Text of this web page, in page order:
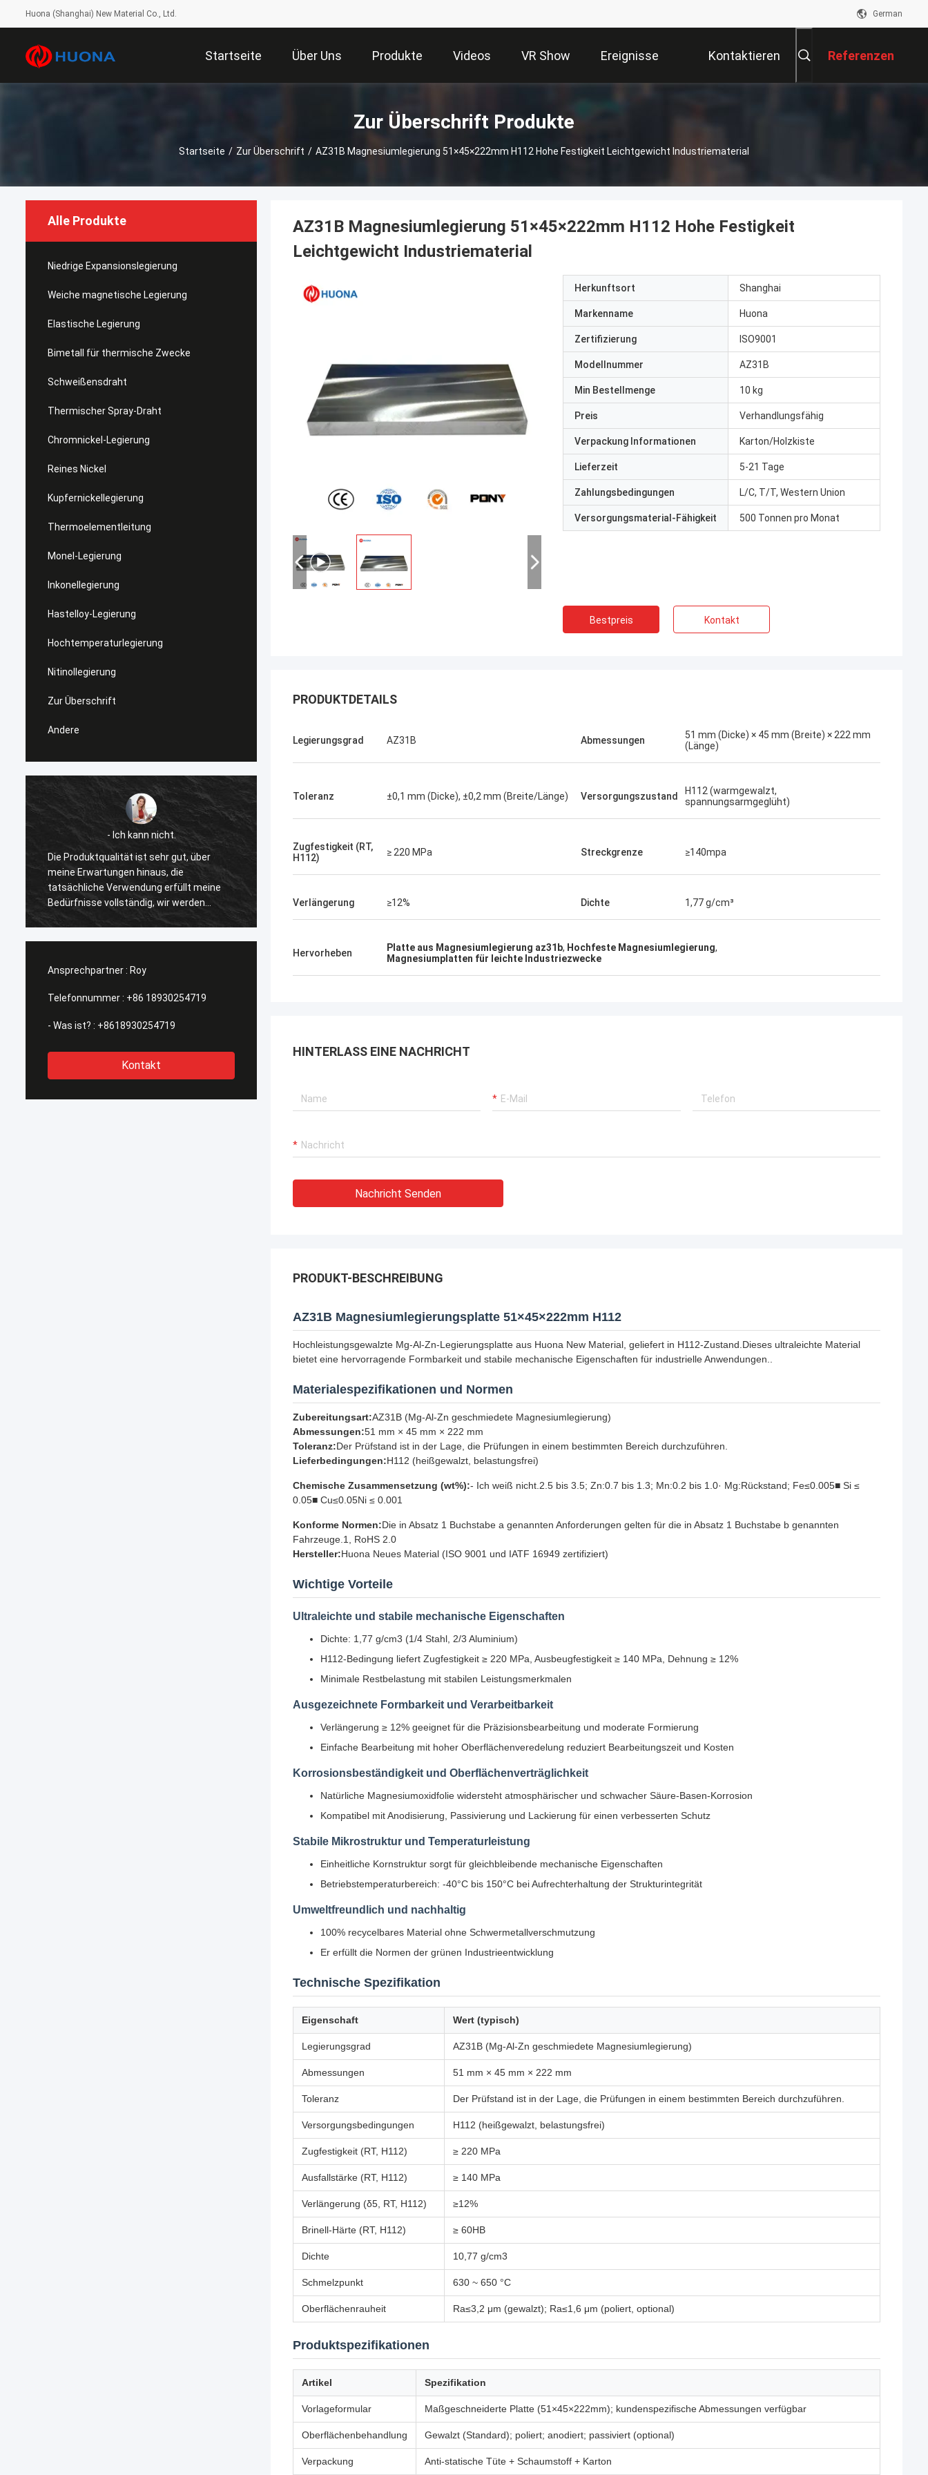
Huona (Shanghai) New Material Co., Ltd. German
Startseite Über Uns Produkte Videos VR Show Ereignisse Kontaktieren Referenzen
Zur Überschrift Produkte
Startseite / Zur Überschrift / AZ31B Magnesiumlegierung 51×45×222mm H112 Hohe Festigkeit Leichtgewicht Industriematerial
Alle Produkte
Niedrige Expansionslegierung
Weiche magnetische Legierung
Elastische Legierung
Bimetall für thermische Zwecke
Schweißensdraht
Thermischer Spray-Draht
Chromnickel-Legierung
Reines Nickel
Kupfernickellegierung
Thermoelementleitung
Monel-Legierung
Inkonellegierung
Hastelloy-Legierung
Hochtemperaturlegierung
Nitinollegierung
Zur Überschrift
Andere
- Ich kann nicht.
Die Produktqualität ist sehr gut, über
meine Erwartungen hinaus, die
tatsächliche Verwendung erfüllt meine
Bedürfnisse vollständig, wir werden
wieder kaufen.
Ich habe eine niedrig expandierende
Legierung von Joy gekauft. Sie ist eine
Produktqualität von Huona ist ziemlich
gut.
Wir haben die Ware erhalten, alles ist gut
gelaufen. Perfekte Verpackung, gute
Ansprechpartner : Roy
Telefonnummer : +86 18930254719
- Was ist? : +8618930254719
Kontakt
AZ31B Magnesiumlegierung 51×45×222mm H112 Hohe Festigkeit
Leichtgewicht Industriematerial
Herkunftsort Shanghai
Markenname Huona
Zertifizierung ISO9001
Modellnummer AZ31B
Min Bestellmenge 10 kg
Preis Verhandlungsfähig
Verpackung Informationen Karton/Holzkiste
Lieferzeit 5-21 Tage
Zahlungsbedingungen L/C, T/T, Western Union
Versorgungsmaterial-Fähigkeit 500 Tonnen pro Monat
Bestpreis Kontakt
PRODUKTDETAILS
Legierungsgrad AZ31B Abmessungen
51 mm (Dicke) × 45 mm (Breite) × 222 mm
(Länge)
Toleranz ±0,1 mm (Dicke), ±0,2 mm (Breite/Länge) Versorgungszustand
H112 (warmgewalzt,
spannungsarmgeglüht)
Zugfestigkeit (RT,
H112)
≥ 220 MPa Streckgrenze ≥140mpa
Verlängerung ≥12% Dichte 1,77 g/cm³
Hervorheben Platte aus Magnesiumlegierung az31b, Hochfeste Magnesiumlegierung,
Magnesiumplatten für leichte Industriezwecke
HINTERLASS EINE NACHRICHT
Nachricht Senden
PRODUKT-BESCHREIBUNG
AZ31B Magnesiumlegierungsplatte 51×45×222mm H112
Hochleistungsgewalzte Mg-Al-Zn-Legierungsplatte aus Huona New Material, geliefert in H112-Zustand.Dieses ultraleichte Material
bietet eine hervorragende Formbarkeit und stabile mechanische Eigenschaften für industrielle Anwendungen..
Materialespezifikationen und Normen
Zubereitungsart:AZ31B (Mg-Al-Zn geschmiedete Magnesiumlegierung)
Abmessungen:51 mm × 45 mm × 222 mm
Toleranz:Der Prüfstand ist in der Lage, die Prüfungen in einem bestimmten Bereich durchzuführen.
Lieferbedingungen:H112 (heißgewalzt, belastungsfrei)
Chemische Zusammensetzung (wt%):- Ich weiß nicht.2.5 bis 3.5; Zn:0.7 bis 1.3; Mn:0.2 bis 1.0· Mg:Rückstand; Fe≤0.005■ Si ≤
0.05■ Cu≤0.05Ni ≤ 0.001
Konforme Normen:Die in Absatz 1 Buchstabe a genannten Anforderungen gelten für die in Absatz 1 Buchstabe b genannten
Fahrzeuge.1, RoHS 2.0
Hersteller:Huona Neues Material (ISO 9001 und IATF 16949 zertifiziert)
Wichtige Vorteile
Ultraleichte und stabile mechanische Eigenschaften
Dichte: 1,77 g/cm3 (1/4 Stahl, 2/3 Aluminium)
H112-Bedingung liefert Zugfestigkeit ≥ 220 MPa, Ausbeugfestigkeit ≥ 140 MPa, Dehnung ≥ 12%
Minimale Restbelastung mit stabilen Leistungsmerkmalen
Ausgezeichnete Formbarkeit und Verarbeitbarkeit
Verlängerung ≥ 12% geeignet für die Präzisionsbearbeitung und moderate Formierung
Einfache Bearbeitung mit hoher Oberflächenveredelung reduziert Bearbeitungszeit und Kosten
Korrosionsbeständigkeit und Oberflächenverträglichkeit
Natürliche Magnesiumoxidfolie widersteht atmosphärischer und schwacher Säure-Basen-Korrosion
Kompatibel mit Anodisierung, Passivierung und Lackierung für einen verbesserten Schutz
Stabile Mikrostruktur und Temperaturleistung
Einheitliche Kornstruktur sorgt für gleichbleibende mechanische Eigenschaften
Betriebstemperaturbereich: -40°C bis 150°C bei Aufrechterhaltung der Strukturintegrität
Umweltfreundlich und nachhaltig
100% recycelbares Material ohne Schwermetallverschmutzung
Er erfüllt die Normen der grünen Industrieentwicklung
Technische Spezifikation
Eigenschaft Wert (typisch)
Legierungsgrad AZ31B (Mg-Al-Zn geschmiedete Magnesiumlegierung)
Abmessungen 51 mm × 45 mm × 222 mm
Toleranz Der Prüfstand ist in der Lage, die Prüfungen in einem bestimmten Bereich durchzuführen.
Versorgungsbedingungen H112 (heißgewalzt, belastungsfrei)
Zugfestigkeit (RT, H112) ≥ 220 MPa
Ausfallstärke (RT, H112) ≥ 140 MPa
Verlängerung (δ5, RT, H112) ≥12%
Brinell-Härte (RT, H112) ≥ 60HB
Dichte 10,77 g/cm3
Schmelzpunkt 630 ~ 650 °C
Oberflächenrauheit Ra≤3,2 μm (gewalzt); Ra≤1,6 μm (poliert, optional)
Produktspezifikationen
Artikel Spezifikation
Vorlageformular Maßgeschneiderte Platte (51×45×222mm); kundenspezifische Abmessungen verfügbar
Oberflächenbehandlung Gewalzt (Standard); poliert; anodiert; passiviert (optional)
Verpackung Anti-statische Tüte + Schaumstoff + Karton